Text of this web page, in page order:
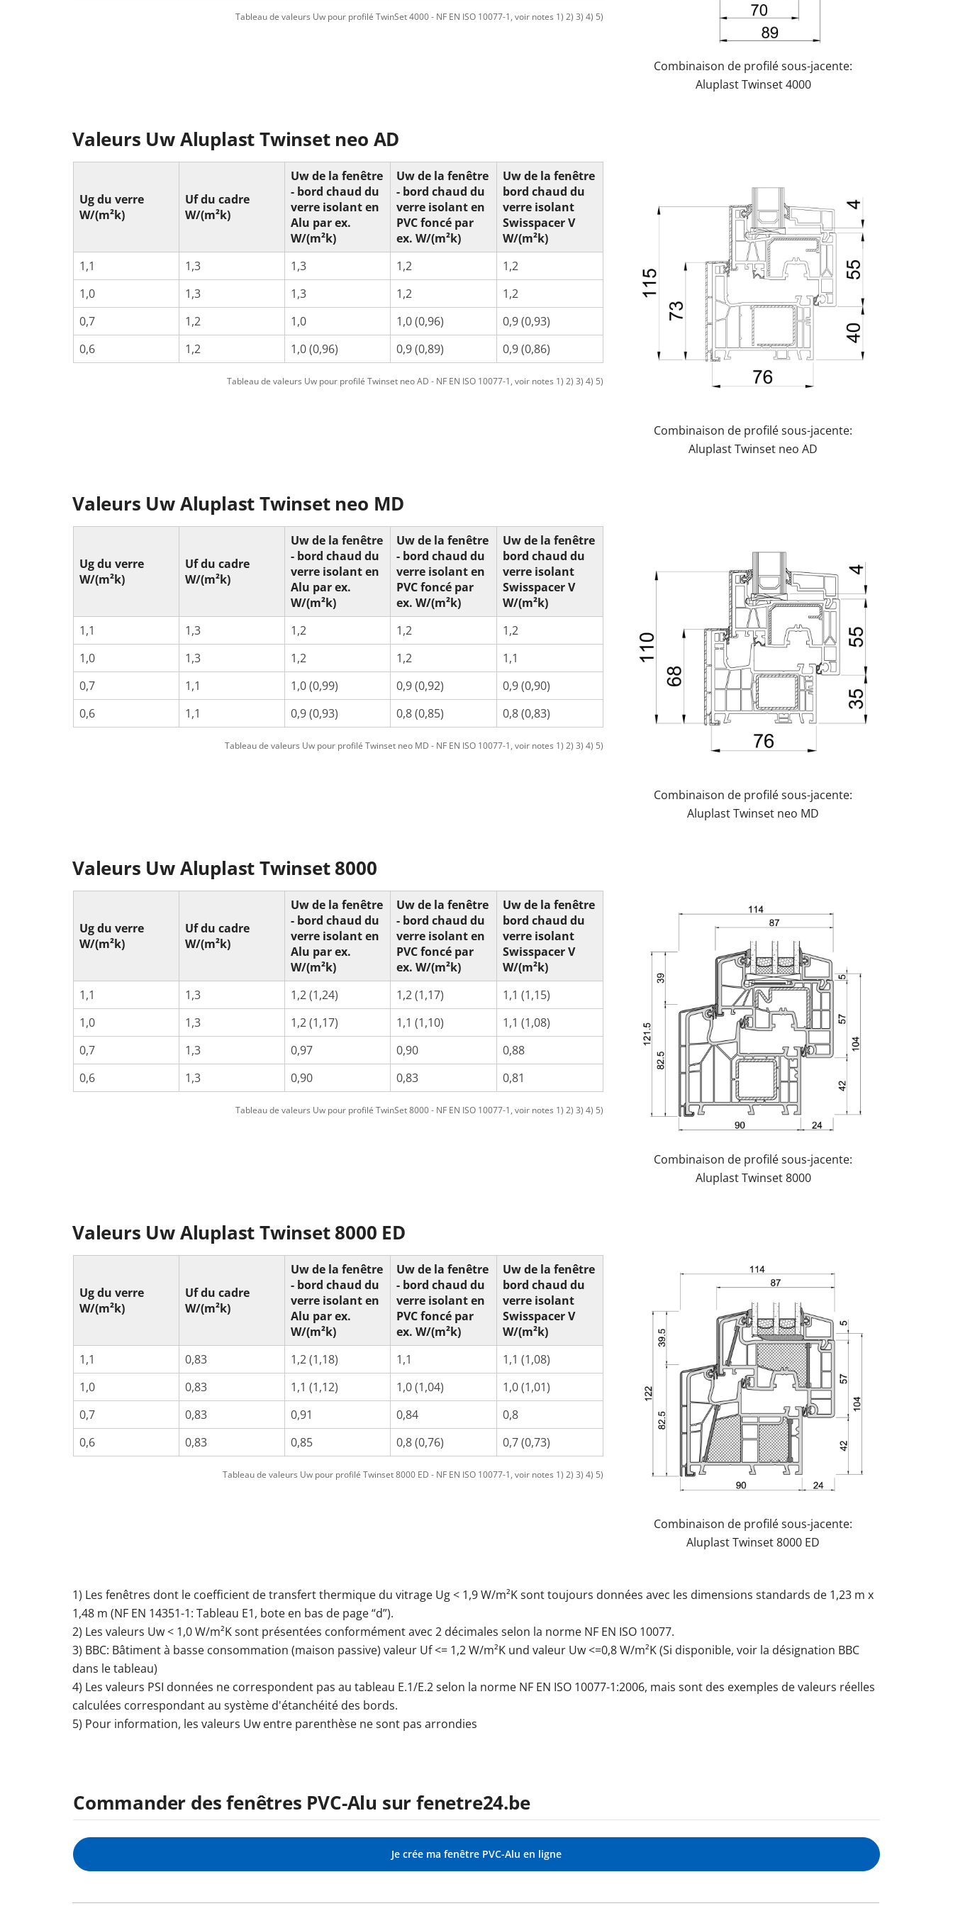
Tableau de valeurs Uw pour profilé TwinSet 4000 - NF EN ISO 10077-1, voir notes 1) 2) 3) 4) 5)
Combinaison de profilé sous-jacente:
Aluplast Twinset 4000
Valeurs Uw Aluplast Twinset neo AD
Ug du verre
W/(m²k)
Uf du cadre
W/(m²k)
Uw de la fenêtre
- bord chaud du
verre isolant en
Alu par ex.
W/(m²k)
Uw de la fenêtre
- bord chaud du
verre isolant en
PVC foncé par
ex. W/(m²k)
Uw de la fenêtre
bord chaud du
verre isolant
Swisspacer V
W/(m²k)
1,1
1,3 1,3 1,2
1,2
1,0
1,3 1,3 1,2
1,2
0,7
1,2 1,0 1,0 (0,96)
0,9 (0,93)
0,6
1,2 1,0 (0,96) 0,9 (0,89) 0,9 (0,86)
Tableau de valeurs Uw pour profilé Twinset neo AD - NF EN ISO 10077-1, voir notes 1) 2) 3) 4) 5)
Combinaison de profilé sous-jacente:
Aluplast Twinset neo AD
Valeurs Uw Aluplast Twinset neo MD
Ug du verre
W/(m²k)
Uf du cadre
W/(m²k)
Uw de la fenêtre
- bord chaud du
verre isolant en
Alu par ex.
W/(m²k)
Uw de la fenêtre
- bord chaud du
verre isolant en
PVC foncé par
ex. W/(m²k)
Uw de la fenêtre
bord chaud du
verre isolant
Swisspacer V
W/(m²k)
1,1
1,3 1,2 1,2
1,2
1,0
1,3 1,2 1,2
1,1
0,7
1,1 1,0 (0,99) 0,9 (0,92)
0,9 (0,90)
0,6
1,1 0,9 (0,93) 0,8 (0,85) 0,8 (0,83)
Tableau de valeurs Uw pour profilé Twinset neo MD - NF EN ISO 10077-1, voir notes 1) 2) 3) 4) 5)
Combinaison de profilé sous-jacente:
Aluplast Twinset neo MD
Valeurs Uw Aluplast Twinset 8000
Ug du verre
W/(m²k)
Uf du cadre
W/(m²k)
Uw de la fenêtre
- bord chaud du
verre isolant en
Alu par ex.
W/(m²k)
Uw de la fenêtre
- bord chaud du
verre isolant en
PVC foncé par
ex. W/(m²k)
Uw de la fenêtre
bord chaud du
verre isolant
Swisspacer V
W/(m²k)
1,1
1,3 1,2 (1,24) 1,2 (1,17)
1,1 (1,15)
1,0
1,3 1,2 (1,17) 1,1 (1,10)
1,1 (1,08)
0,7
1,3 0,97 0,90
0,88
0,6
1,3 0,90 0,83 0,81
Tableau de valeurs Uw pour profilé TwinSet 8000 - NF EN ISO 10077-1, voir notes 1) 2) 3) 4) 5)
Combinaison de profilé sous-jacente:
Aluplast Twinset 8000
Valeurs Uw Aluplast Twinset 8000 ED
Ug du verre
W/(m²k)
Uf du cadre
W/(m²k)
Uw de la fenêtre
- bord chaud du
verre isolant en
Alu par ex.
W/(m²k)
Uw de la fenêtre
- bord chaud du
verre isolant en
PVC foncé par
ex. W/(m²k)
Uw de la fenêtre
bord chaud du
verre isolant
Swisspacer V
W/(m²k)
1,1
0,83 1,2 (1,18) 1,1
1,1 (1,08)
1,0
0,83 1,1 (1,12) 1,0 (1,04)
1,0 (1,01)
0,7
0,83 0,91 0,84
0,8
0,6
0,83 0,85 0,8 (0,76) 0,7 (0,73)
Tableau de valeurs Uw pour profilé Twinset 8000 ED - NF EN ISO 10077-1, voir notes 1) 2) 3) 4) 5)
Combinaison de profilé sous-jacente:
Aluplast Twinset 8000 ED
1) Les fenêtres dont le coefficient de transfert thermique du vitrage Ug < 1,9 W/m²K sont toujours données avec les dimensions standards de 1,23 m x
1,48 m (NF EN 14351-1: Tableau E1, bote en bas de page “d”).
2) Les valeurs Uw < 1,0 W/m²K sont présentées conformément avec 2 décimales selon la norme NF EN ISO 10077.
3) BBC: Bâtiment à basse consommation (maison passive) valeur Uf <= 1,2 W/m²K und valeur Uw <=0,8 W/m²K (Si disponible, voir la désignation BBC
dans le tableau)
4) Les valeurs PSI données ne correspondent pas au tableau E.1/E.2 selon la norme NF EN ISO 10077-1:2006, mais sont des exemples de valeurs réelles
calculées correspondant au système d'étanchéité des bords.
5) Pour information, les valeurs Uw entre parenthèse ne sont pas arrondies
Commander des fenêtres PVC-Alu sur fenetre24.be
Je crée ma fenêtre PVC-Alu en ligne